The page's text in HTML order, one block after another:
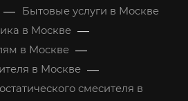
— Бытовые услуги в Москве
в Москве —
в Москве —
в Москве —
смесителя в